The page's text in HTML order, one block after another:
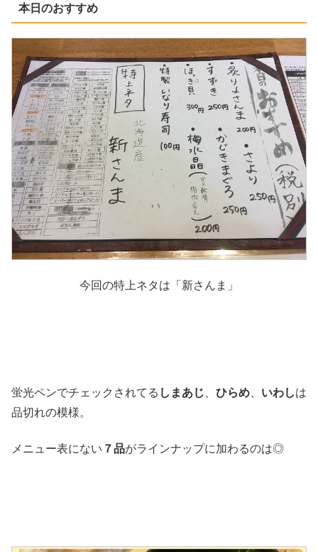
本日のおすすめ
今回の特上ネタは「新さんま」
蛍光ペンでチェックされてる しまあじ ひらめ いわしは
品切れの模様。
メニュー表にない ７品がラインナップに加わるのは◎